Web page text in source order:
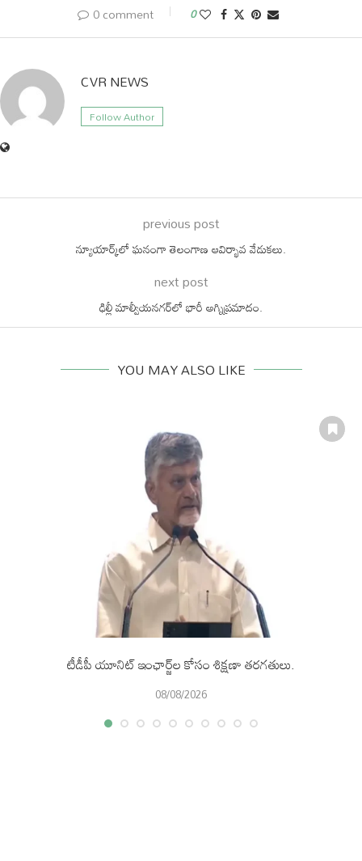
0 comment 0
CVR NEWS
Follow Author
previous post
న్యూయార్క్‌లో ఘనంగా తెలంగాణ ఆవిర్భావ వేడుకలు.
next post
ఢిల్లీ మాల్వీయనగర్⁬లో భారీ అగ్నిప్రమాదం.
YOU MAY ALSO LIKE
టీడీపీ యూనిట్ ఇంఛార్జ్‌ల కోసం శిక్షణా తరగతులు.
08/08/2026